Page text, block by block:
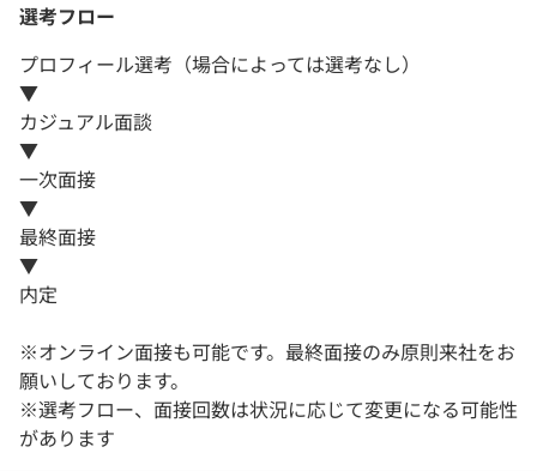
選考フロー
プロフィール選考（場合によっては選考なし）
▼
カジュアル面談
▼
一次面接
▼
最終面接
▼
内定
※オンライン面接も可能です。最終面接のみ原則来社をお
願いしております。
※選考フロー、面接回数は状況に応じて変更になる可能性
があります